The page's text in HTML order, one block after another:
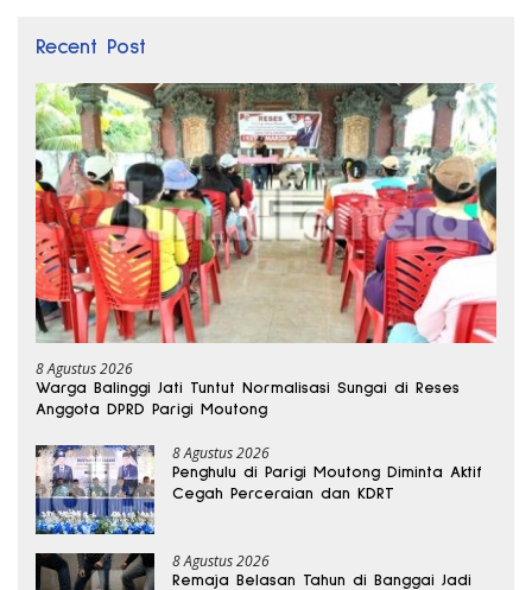
Recent Post
8 Agustus 2026
Warga Balinggi Jati Tuntut Normalisasi Sungai di Reses
Anggota DPRD Parigi Moutong
8 Agustus 2026
Penghulu di Parigi Moutong Diminta Aktif
Cegah Perceraian dan KDRT
8 Agustus 2026
Remaja Belasan Tahun di Banggai Jadi